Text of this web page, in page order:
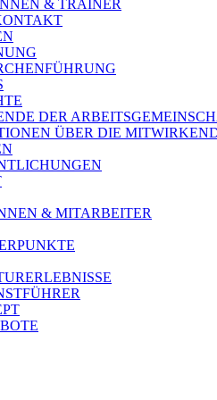
& TRAINER
DER
ÜBER DIE
& MITARBEITER